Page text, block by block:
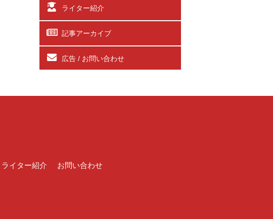
ライター紹介
記事アーカイブ
広告 / お問い合わせ
ライター紹介 お問い合わせ